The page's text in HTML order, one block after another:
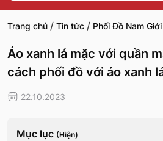
Trang chủ / Tin tức / Phối Đồ Nam Giới
Áo xanh lá mặc với quần
cách phối đồ với áo xanh
22.10.2023
Mục lục (Hiện)